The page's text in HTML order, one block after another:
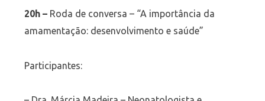
20h – Roda de conversa – “A importância da
amamentação: desenvolvimento e saúde”
Participantes: